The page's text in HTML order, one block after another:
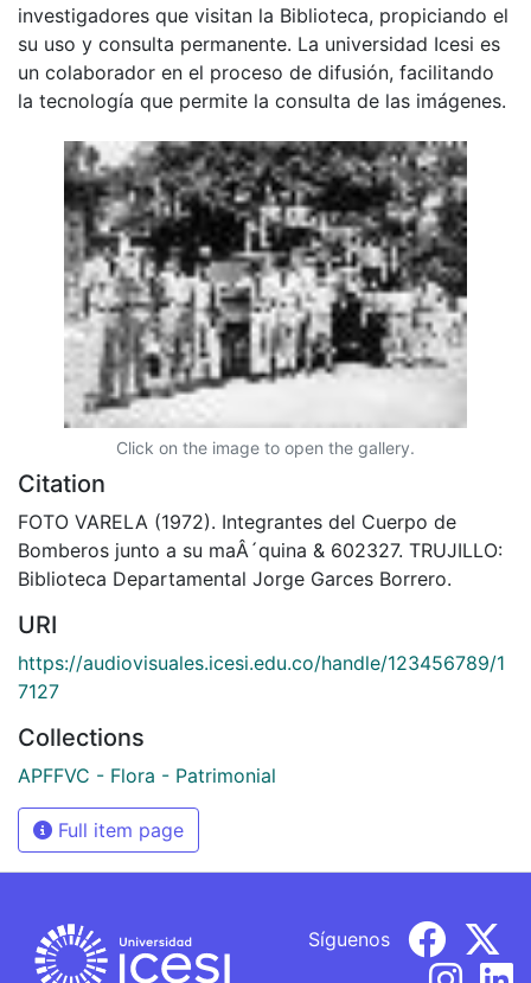
investigadores que visitan la Biblioteca, propiciando el
su uso y consulta permanente. La universidad Icesi es
un colaborador en el proceso de difusión, facilitando
la tecnología que permite la consulta de las imágenes.
Click on the image to open the gallery.
Citation
FOTO VARELA (1972). Integrantes del Cuerpo de
Bomberos junto a su maÂ´quina & 602327. TRUJILLO:
Biblioteca Departamental Jorge Garces Borrero.
URI
https://audiovisuales.icesi.edu.co/handle/123456789/1
7127
Collections
APFFVC - Flora - Patrimonial
Full item page
Síguenos